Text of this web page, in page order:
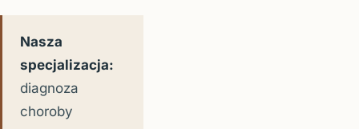
Nasza
specjalizacja:
diagnoza
choroby